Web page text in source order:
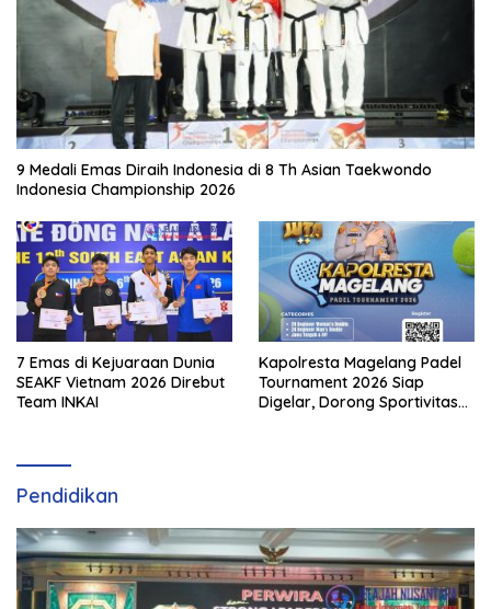
9 Medali Emas Diraih Indonesia di 8 Th Asian Taekwondo
Indonesia Championship 2026
7 Emas di Kejuaraan Dunia
SEAKF Vietnam 2026 Direbut
Team INKAI
Kapolresta Magelang Padel
Tournament 2026 Siap
Digelar, Dorong Sportivitas
Pendidikan